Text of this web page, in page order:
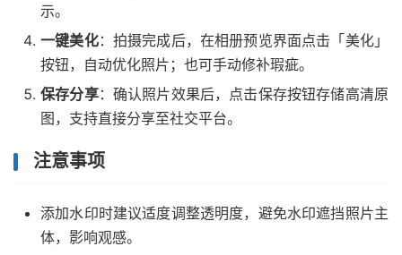
示。
一键美化：拍摄完成后，在相册预览界面点击「美化」
按钮，自动优化照片；也可手动修补瑕疵。
保存分享：确认照片效果后，点击保存按钮存储高清原
图，支持直接分享至社交平台。
注意事项
添加水印时建议适度调整透明度，避免水印遮挡照片主
体，影响观感。